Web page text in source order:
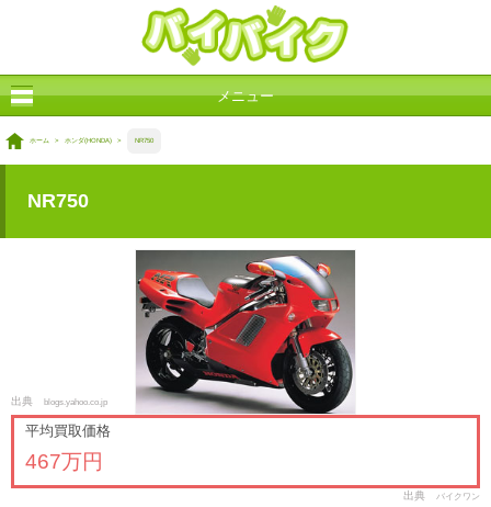
メニュー
ホーム > ホンダ(HONDA) > NR750
NR750
平均買取価格
467万円
出典 バイクワン
出典 blogs.yahoo.co.jp